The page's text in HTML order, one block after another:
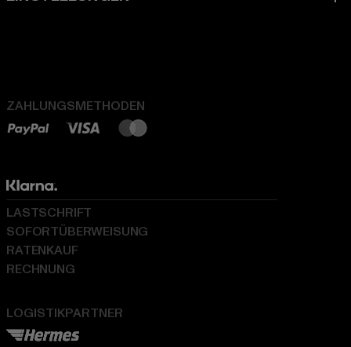
ZAHLUNGSMETHODEN
LOGISTIKPARTNER
LASTSCHRIFT
SOFORTÜBERWEISUNG
RATENKAUF
RECHNUNG